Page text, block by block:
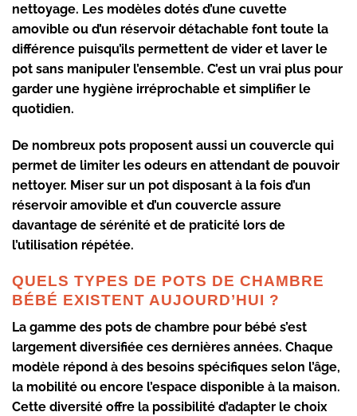
nettoyage. Les modèles dotés d’une cuvette
amovible ou d’un réservoir détachable font toute la
différence puisqu’ils permettent de vider et laver le
pot sans manipuler l’ensemble. C’est un vrai plus pour
garder une hygiène irréprochable et simplifier le
quotidien.
De nombreux pots proposent aussi un couvercle qui
permet de limiter les odeurs en attendant de pouvoir
nettoyer. Miser sur un pot disposant à la fois d’un
réservoir amovible et d’un couvercle assure
davantage de sérénité et de praticité lors de
l’utilisation répétée.
QUELS TYPES DE POTS DE CHAMBRE
BÉBÉ EXISTENT AUJOURD’HUI ?
La gamme des pots de chambre pour bébé s’est
largement diversifiée ces dernières années. Chaque
modèle répond à des besoins spécifiques selon l’âge,
la mobilité ou encore l’espace disponible à la maison.
Cette diversité offre la possibilité d’adapter le choix